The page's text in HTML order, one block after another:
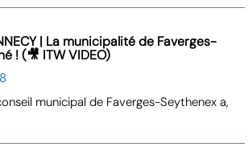
| La municipalité de Faverges-
! (🎥 ITW VIDEO)
municipal de Faverges-Seythenex a,